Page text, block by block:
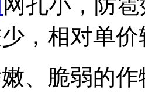
，相对单价
、脆弱的作